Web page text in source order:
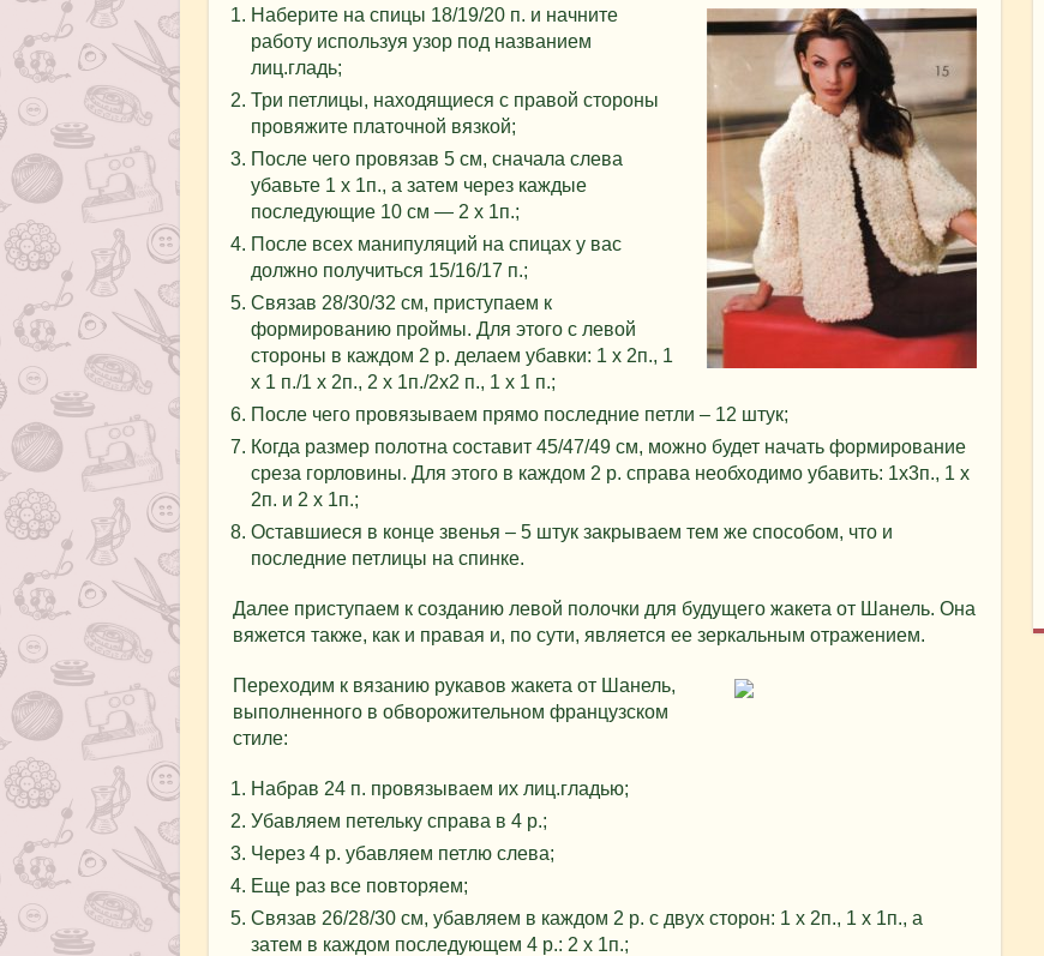
Наберите на спицы 18/19/20 п. и начните
работу используя узор под названием
лиц.гладь;
Три петлицы, находящиеся с правой стороны
провяжите платочной вязкой;
После чего провязав 5 см, сначала слева
убавьте 1 х 1п., а затем через каждые
последующие 10 см — 2 х 1п.;
После всех манипуляций на спицах у вас
должно получиться 15/16/17 п.;
Связав 28/30/32 см, приступаем к
формированию проймы. Для этого с левой
стороны в каждом 2 р. делаем убавки: 1 х 2п., 1
х 1 п./1 х 2п., 2 х 1п./2х2 п., 1 х 1 п.;
После чего провязываем прямо последние петли – 12 штук;
Когда размер полотна составит 45/47/49 см, можно будет начать формирование
среза горловины. Для этого в каждом 2 р. справа необходимо убавить: 1х3п., 1 х
2п. и 2 х 1п.;
Оставшиеся в конце звенья – 5 штук закрываем тем же способом, что и
последние петлицы на спинке.
Далее приступаем к созданию левой полочки для будущего жакета от Шанель. Она
вяжется также, как и правая и, по сути, является ее зеркальным отражением.
Переходим к вязанию рукавов жакета от Шанель,
выполненного в обворожительном французском
стиле:
Набрав 24 п. провязываем их лиц.гладью;
Убавляем петельку справа в 4 р.;
Через 4 р. убавляем петлю слева;
Еще раз все повторяем;
Связав 26/28/30 см, убавляем в каждом 2 р. с двух сторон: 1 х 2п., 1 х 1п., а
затем в каждом последующем 4 р.: 2 х 1п.;